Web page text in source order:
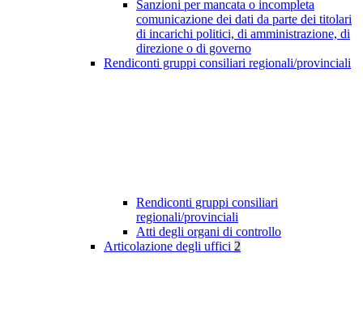
Sanzioni per mancata o incompleta
comunicazione dei dati da parte dei titolari
di incarichi politici, di amministrazione, di
direzione o di governo
Rendiconti gruppi consiliari regionali/provinciali
Rendiconti gruppi consiliari
regionali/provinciali
Atti degli organi di controllo
Articolazione degli uffici 2